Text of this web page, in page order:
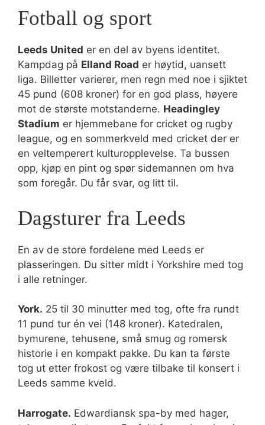
Fotball og sport
Leeds United er en del av byens identitet.
Kampdag på Elland Road er høytid, uansett
liga. Billetter varierer, men regn med noe i sjiktet
45 pund (608 kroner) for en god plass, høyere
mot de største motstanderne. Headingley
Stadium er hjemmebane for cricket og rugby
league, og en sommerkveld med cricket der er
en veltemperert kulturopplevelse. Ta bussen
opp, kjøp en pint og spør sidemannen om hva
som foregår. Du får svar, og litt til.
Dagsturer fra Leeds
En av de store fordelene med Leeds er
plasseringen. Du sitter midt i Yorkshire med tog
i alle retninger.
York. 25 til 30 minutter med tog, ofte fra rundt
11 pund tur én vei (148 kroner). Katedralen,
bymurene, tehusene, små smug og romersk
historie i en kompakt pakke. Du kan ta første
tog ut etter frokost og være tilbake til konsert i
Leeds samme kveld.
Harrogate. Edwardiansk spa-by med hager,